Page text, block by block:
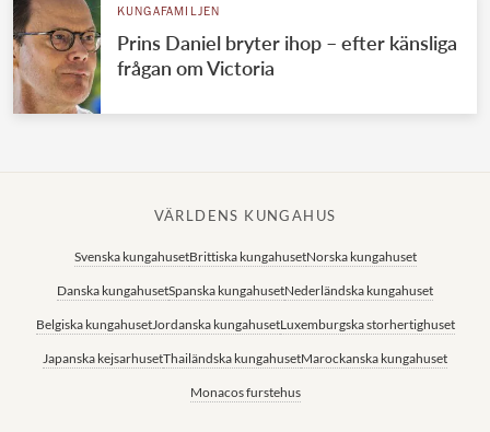
KUNGAFAMILJEN
Prins Daniel bryter ihop – efter känsliga
frågan om Victoria
VÄRLDENS KUNGAHUS
Svenska kungahusetBrittiska kungahusetNorska kungahuset
Danska kungahusetSpanska kungahusetNederländska kungahuset
Belgiska kungahusetJordanska kungahusetLuxemburgska storhertighuset
Japanska kejsarhusetThailändska kungahusetMarockanska kungahuset
Monacos furstehus